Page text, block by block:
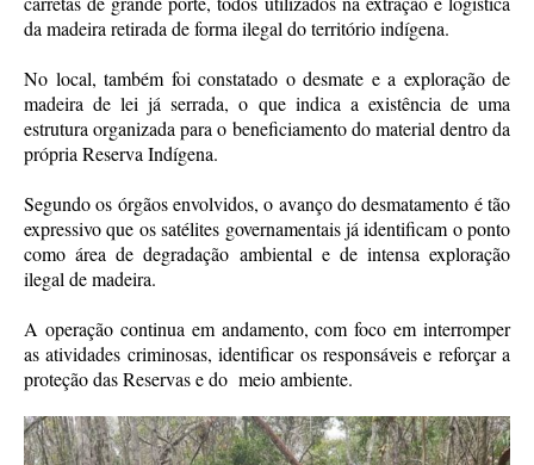
da madeira retirada de forma ilegal do território indígena.
No local, também foi constatado o desmate e a exploração de
madeira de lei já serrada, o que indica a existência de uma
estrutura organizada para o beneficiamento do material dentro da
própria Reserva Indígena.
Segundo os órgãos envolvidos, o avanço do desmatamento é tão
expressivo que os satélites governamentais já identificam o ponto
como área de degradação ambiental e de intensa exploração
ilegal de madeira.
A operação continua em andamento, com foco em interromper
as atividades criminosas, identificar os responsáveis e reforçar a
proteção das Reservas e do meio ambiente.